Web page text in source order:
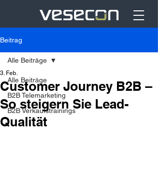
Beitrag
Alle Beiträge
B2B Telemarketing
B2B Verkaufstrainings
Alle Beiträge
Customer Journey B2B –
So steigern Sie Lead-
Qualität
3. Feb.